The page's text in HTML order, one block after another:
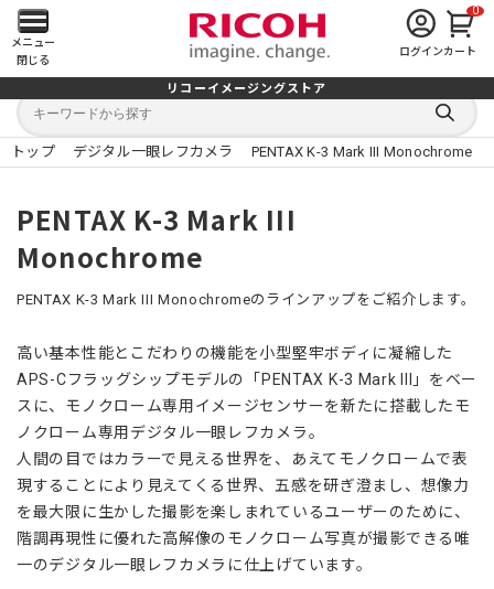
メ
イ
ン
メ
ニ
ュ
ー
を
開
く
メニュー
閉じる
ログイン
0
カート
リコーイメージングストア
キ
ワ
ー
キ
検
索
す
る
トップ デジタル一眼レフカメラ PENTAX K-3 Mark III Monochrome
PENTAX K-3 Mark III
Monochrome
PENTAX K-3 Mark III Monochromeのラインアップをご紹介します。
高い基本性能とこだわりの機能を小型堅牢ボディに凝縮した
APS-Cフラッグシップモデルの「PENTAX K-3 Mark III」をベー
スに、モノクローム専用イメージセンサーを新たに搭載したモ
ノクローム専用デジタル一眼レフカメラ。
人間の目ではカラーで見える世界を、あえてモノクロームで表
現することにより見えてくる世界、五感を研ぎ澄まし、想像力
を最大限に生かした撮影を楽しまれているユーザーのために、
階調再現性に優れた高解像のモノクローム写真が撮影できる唯
一のデジタル一眼レフカメラに仕上げています。